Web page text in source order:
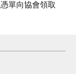
單向協會領取